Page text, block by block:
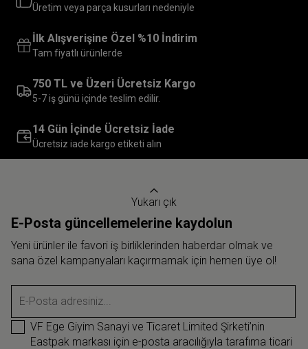
Üretim veya parça kusurları nedeniyle
İlk Alışverişine Özel %10 İndirim
Tam fiyatlı ürünlerde
750 TL ve Üzeri Ücretsiz Kargo
5-7 iş günü içinde teslim edilir.
14 Gün İçinde Ücretsiz İade
Ücretsiz iade kargo etiketi alın
Yukarı çık
E-Posta güncellemelerine kaydolun
Yeni ürünler ile favori iş birliklerinden haberdar olmak ve
sana özel kampanyaları kaçırmamak için hemen üye ol!
E-Posta adresiniz...
VF Ege Giyim Sanayi ve Ticaret Limited Şirketi’nin
Eastpak markası için e-posta aracılığıyla tarafıma ticari